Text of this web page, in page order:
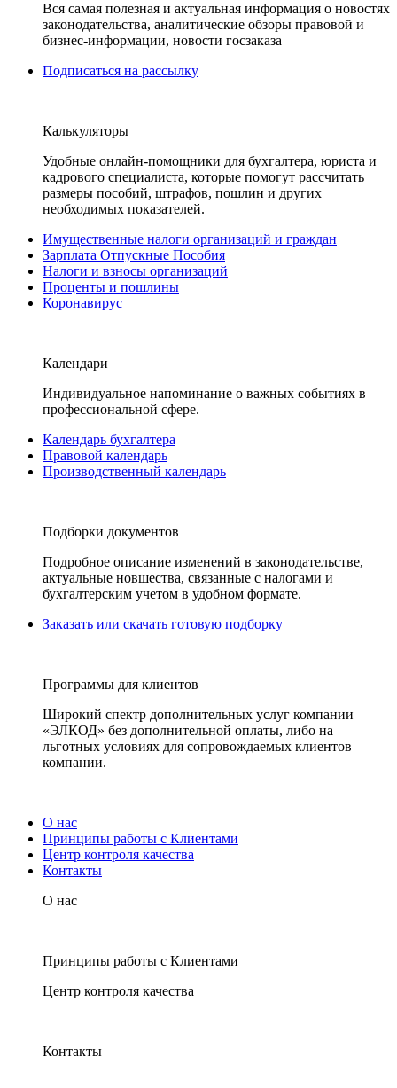
Вся самая полезная и актуальная информация о новостях
законодательства, аналитические обзоры правовой и
бизнес-информации, новости госзаказа
Подписаться на рассылку
Калькуляторы
Удобные онлайн-помощники для бухгалтера, юриста и
кадрового специалиста, которые помогут рассчитать
размеры пособий, штрафов, пошлин и других
необходимых показателей.
Имущественные налоги организаций и граждан
Зарплата Отпускные Пособия
Налоги и взносы организаций
Проценты и пошлины
Коронавирус
Календари
Индивидуальное напоминание о важных событиях в
профессиональной сфере.
Календарь бухгалтера
Правовой календарь
Производственный календарь
Подборки документов
Подробное описание изменений в законодательстве,
актуальные новшества, связанные с налогами и
бухгалтерским учетом в удобном формате.
Заказать или скачать готовую подборку
Программы для клиентов
Широкий спектр дополнительных услуг компании
«ЭЛКОД» без дополнительной оплаты, либо на
льготных условиях для сопровождаемых клиентов
компании.
О нас
Принципы работы с Клиентами
Центр контроля качества
Контакты
О нас
Принципы работы с Клиентами
Центр контроля качества
Контакты